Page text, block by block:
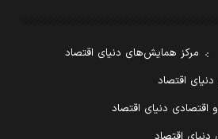
مرکز همایش‌های دنیای اقتصاد
اقتصاد
دنیای اقتصاد